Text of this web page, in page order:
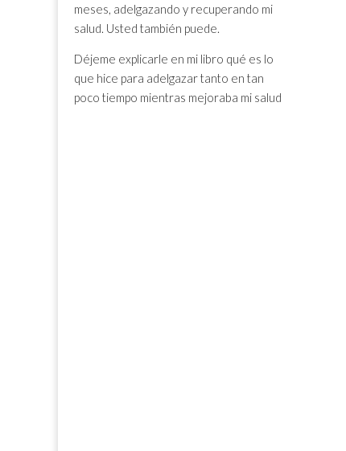
meses, adelgazando y recuperando mi
salud. Usted también puede.
Déjeme explicarle en mi libro qué es lo
que hice para adelgazar tanto en tan
poco tiempo mientras mejoraba mi salud